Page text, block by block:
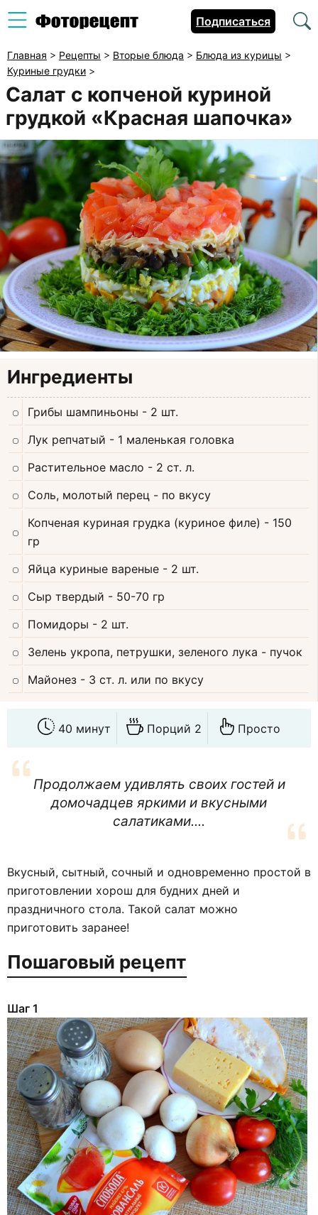
Подписаться
Главная > Рецепты > Вторые блюда > Блюда из курицы >
Куриные грудки >
Салат с копченой куриной
грудкой «Красная шапочка»
Ингредиенты
Грибы шампиньоны - 2 шт.
Лук репчатый - 1 маленькая головка
Растительное масло - 2 ст. л.
Соль, молотый перец - по вкусу
Копченая куриная грудка (куриное филе) - 150
гр
Яйца куриные вареные - 2 шт.
Сыр твердый - 50-70 гр
Помидоры - 2 шт.
Зелень укропа, петрушки, зеленого лука - пучок
Майонез - 3 ст. л. или по вкусу
40 минут Порций 2 Просто
Продолжаем удивлять своих гостей и
домочадцев яркими и вкусными
салатиками....
Вкусный, сытный, сочный и одновременно простой в
приготовлении хорош для будних дней и
праздничного стола. Такой салат можно
приготовить заранее!
Пошаговый рецепт
Шаг 1